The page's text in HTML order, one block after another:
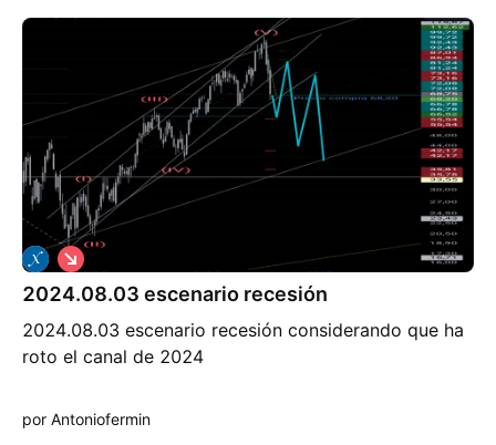
2024.08.03 escenario recesión
2024.08.03 escenario recesión considerando que ha
roto el canal de 2024
C
o
r
o
por Antoniofermin